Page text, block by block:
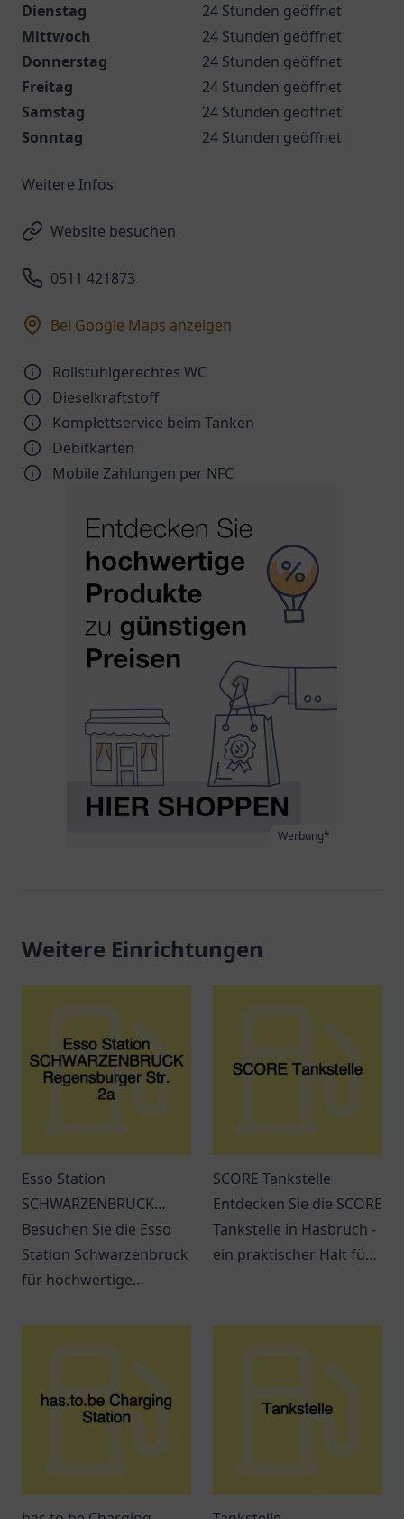
Dienstag
24 Stunden geöffnet
Mittwoch
24 Stunden geöffnet
Donnerstag
24 Stunden geöffnet
Freitag
24 Stunden geöffnet
Samstag
24 Stunden geöffnet
Sonntag
24 Stunden geöffnet
Weitere Infos
Website besuchen
0511 421873
Bei Google Maps anzeigen
Rollstuhlgerechtes WC
Dieselkraftstoff
Komplettservice beim Tanken
Debitkarten
Mobile Zahlungen per NFC
Werbung*
Weitere Einrichtungen
Esso Station
SCHWARZENBRUCK
Regensburger Str. 2a
Besuchen Sie die Esso
Station Schwarzenbruck
für hochwertige
erstklassigen Service.
SCORE Tankstelle
Entdecken Sie die SCORE
Tankstelle in Hasbruch -
ein praktischer Halt für